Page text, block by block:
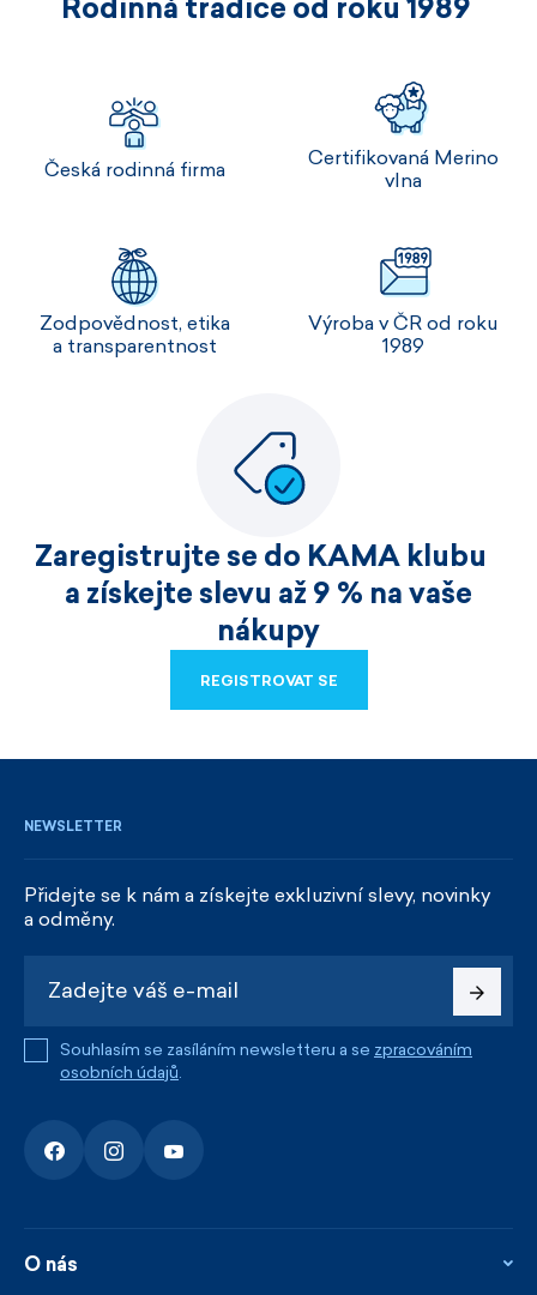
Rodinná tradice od roku 1989
Česká rodinná firma
Certifikovaná Merino
vlna
Zodpovědnost, etika
a transparentnost
Výroba v ČR od roku
1989
Zaregistrujte se do KAMA klubu
a získejte slevu až 9 % na vaše
nákupy
REGISTROVAT SE
NEWSLETTER
Přidejte se k nám a získejte exkluzivní slevy, novinky
a odměny.
Souhlasím se zasíláním newsletteru a se zpracováním
osobních údajů.
O nás